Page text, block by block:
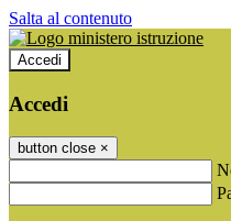
Salta al contenuto
Accedi
Accedi
button close ×